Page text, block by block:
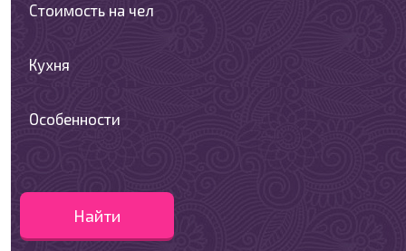
Стоимость на чел
Кухня
Особенности
Найти